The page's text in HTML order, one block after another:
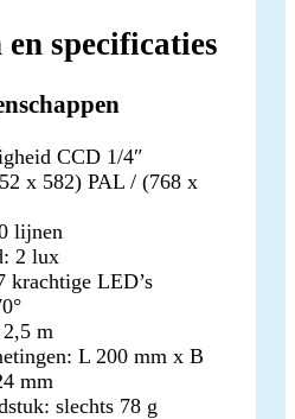
specificaties
CCD 1/4″
x 582) PAL / (768 x
lijnen
2 lux
krachtige LED’s
m
L 200 mm x B
mm
slechts 78 g